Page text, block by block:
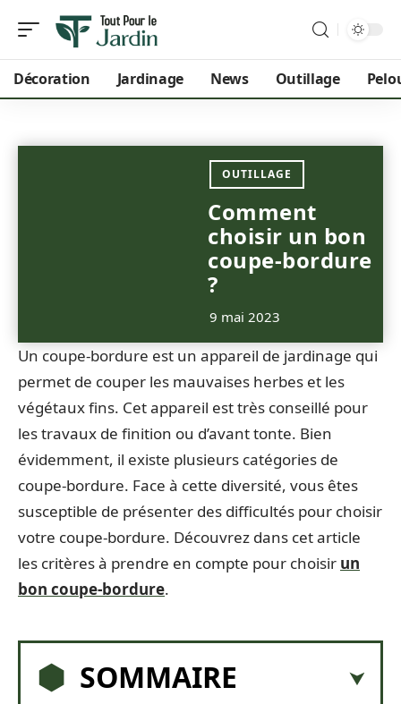
Décoration Jardinage News Outillage
OUTILLAGE
Comment
choisir un bon
coupe-bordure
?
9 mai 2023
Un coupe-bordure est un appareil de jardinage qui
permet de couper les mauvaises herbes et les
végétaux fins. Cet appareil est très conseillé pour
les travaux de finition ou d’avant tonte. Bien
évidemment, il existe plusieurs catégories de
coupe-bordure. Face à cette diversité, vous êtes
susceptible de présenter des difficultés pour choisir
votre coupe-bordure. Découvrez dans cet article
les critères à prendre en compte pour choisir un
bon coupe-bordure.
SOMMAIRE